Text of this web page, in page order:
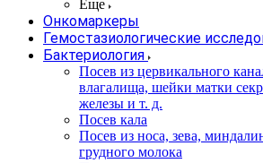
Еще
Онкомаркеры
Гемостазиологические
Бактериология
Посев из цервикального
влагалища, шейки матки
железы и т. д.
Посев кала
Посев из носа, зева,
грудного молока